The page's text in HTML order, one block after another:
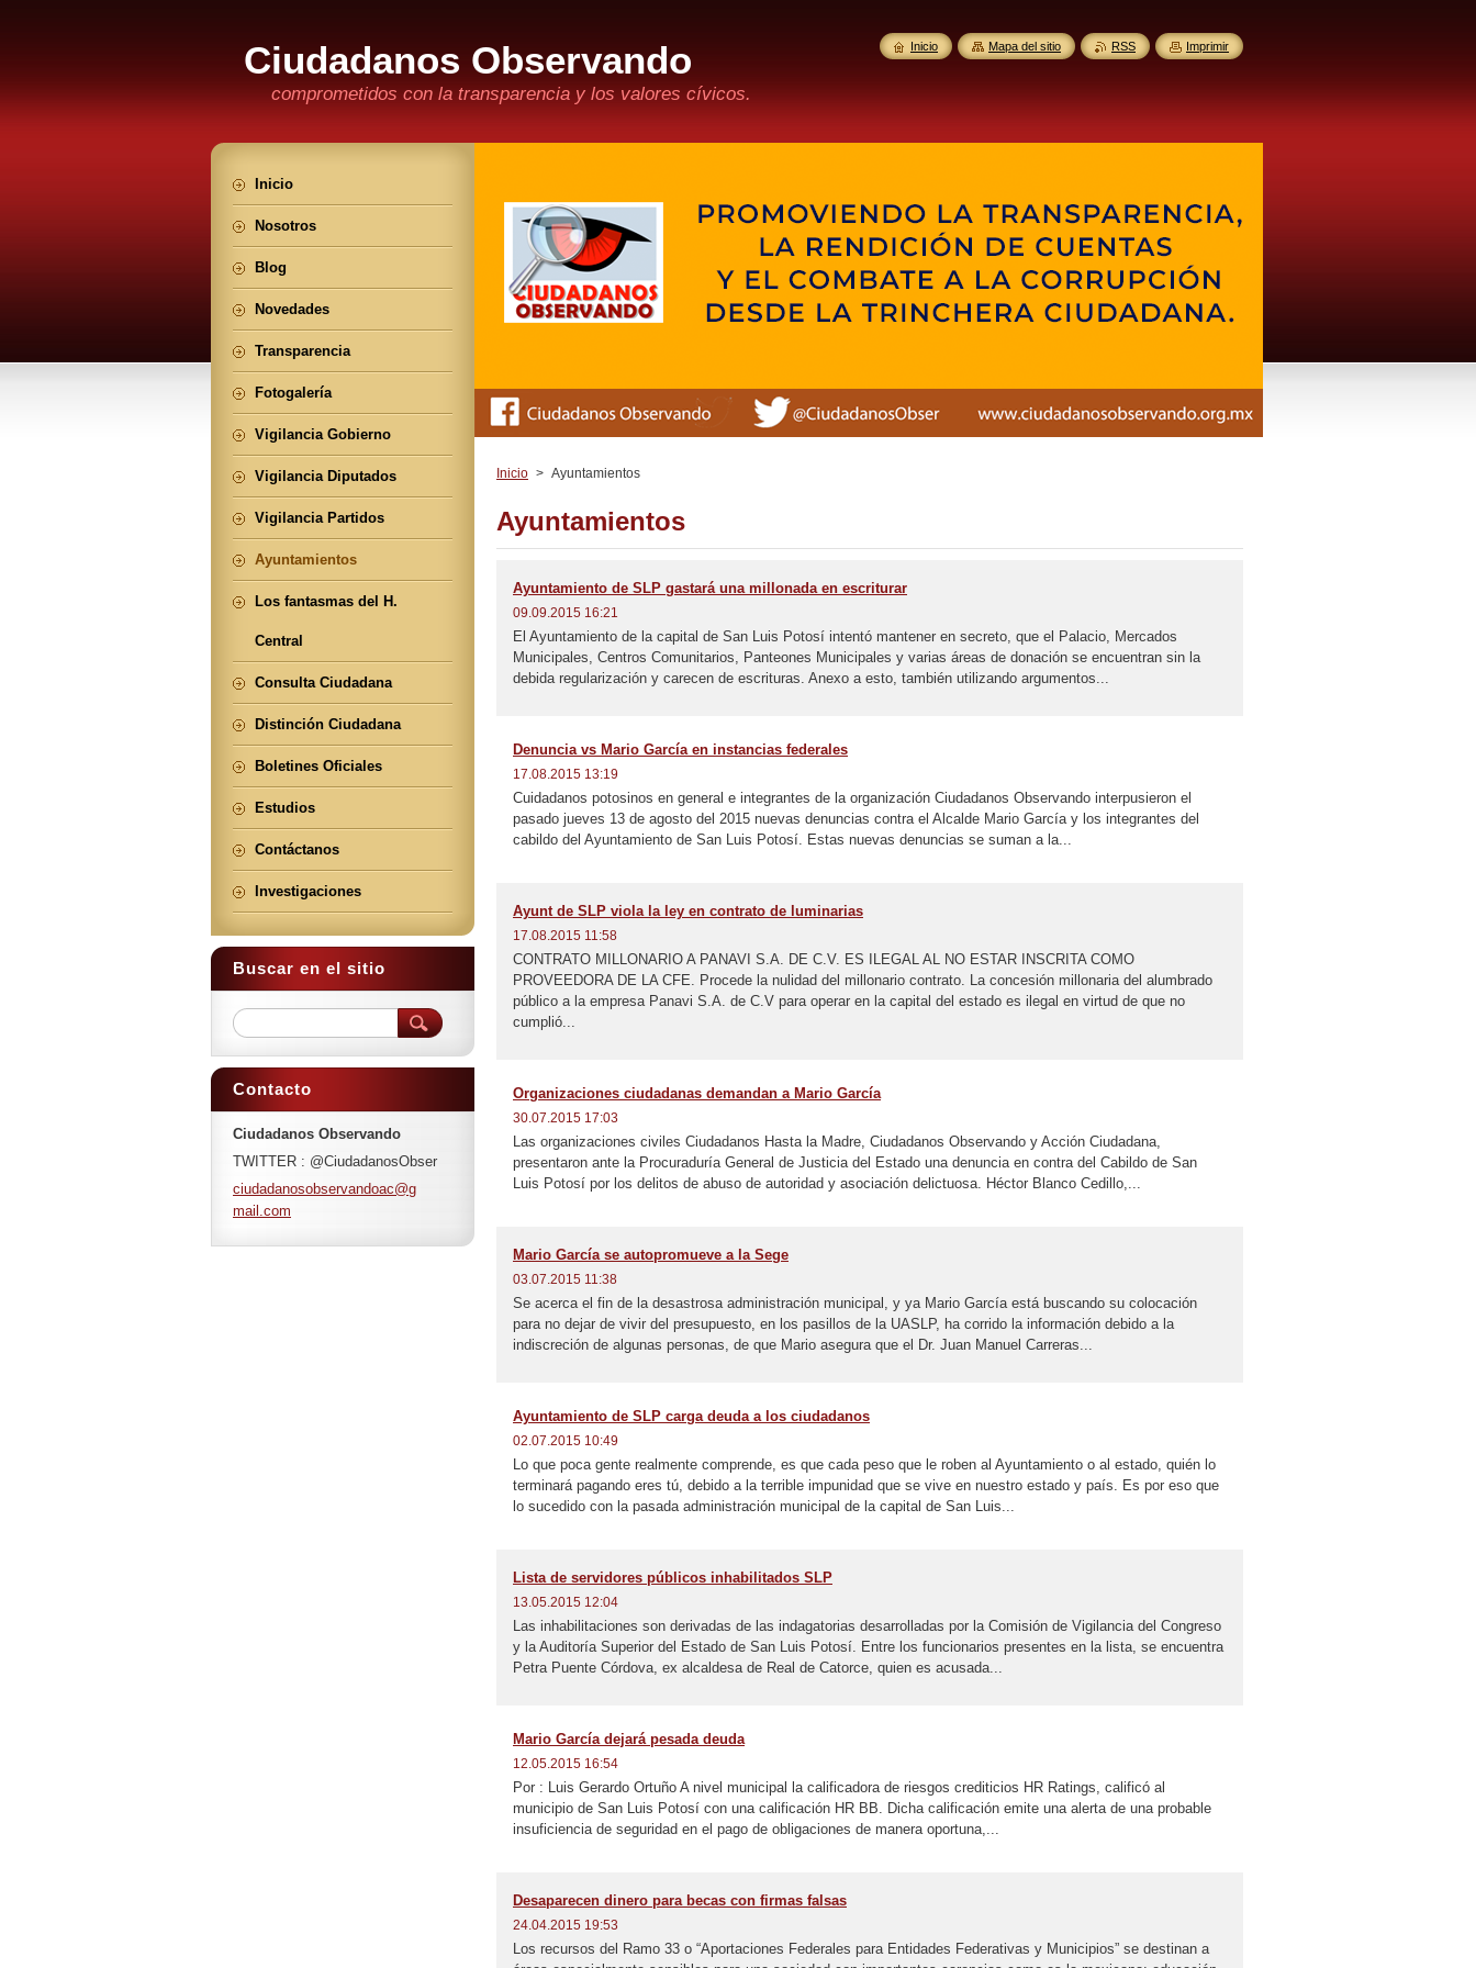
Ciudadanos Observando
comprometidos con la transparencia y los valores cívicos.
Inicio > Ayuntamientos
Ayuntamientos
Ayuntamiento de SLP gastará una millonada en escriturar
09.09.2015 16:21
El Ayuntamiento de la capital de San Luis Potosí intentó mantener en secreto, que el Palacio, Mercados
Municipales, Centros Comunitarios, Panteones Municipales y varias áreas de donación se encuentran sin la
debida regularización y carecen de escrituras. Anexo a esto, también utilizando argumentos...
Denuncia vs Mario García en instancias federales
17.08.2015 13:19
Cuidadanos potosinos en general e integrantes de la organización Ciudadanos Observando interpusieron el
pasado jueves 13 de agosto del 2015 nuevas denuncias contra el Alcalde Mario García y los integrantes del
cabildo del Ayuntamiento de San Luis Potosí. Estas nuevas denuncias se suman a la...
Ayunt de SLP viola la ley en contrato de luminarias
17.08.2015 11:58
CONTRATO MILLONARIO A PANAVI S.A. DE C.V. ES ILEGAL AL NO ESTAR INSCRITA COMO
PROVEEDORA DE LA CFE. Procede la nulidad del millonario contrato. La concesión millonaria del alumbrado
público a la empresa Panavi S.A. de C.V para operar en la capital del estado es ilegal en virtud de que no
cumplió...
Organizaciones ciudadanas demandan a Mario García
30.07.2015 17:03
Las organizaciones civiles Ciudadanos Hasta la Madre, Ciudadanos Observando y Acción Ciudadana,
presentaron ante la Procuraduría General de Justicia del Estado una denuncia en contra del Cabildo de San
Luis Potosí por los delitos de abuso de autoridad y asociación delictuosa. Héctor Blanco Cedillo,...
Mario García se autopromueve a la Sege
03.07.2015 11:38
Se acerca el fin de la desastrosa administración municipal, y ya Mario García está buscando su colocación
para no dejar de vivir del presupuesto, en los pasillos de la UASLP, ha corrido la información debido a la
indiscreción de algunas personas, de que Mario asegura que el Dr. Juan Manuel Carreras...
Ayuntamiento de SLP carga deuda a los ciudadanos
02.07.2015 10:49
Lo que poca gente realmente comprende, es que cada peso que le roben al Ayuntamiento o al estado, quién lo
terminará pagando eres tú, debido a la terrible impunidad que se vive en nuestro estado y país. Es por eso que
lo sucedido con la pasada administración municipal de la capital de San Luis...
Lista de servidores públicos inhabilitados SLP
13.05.2015 12:04
Las inhabilitaciones son derivadas de las indagatorias desarrolladas por la Comisión de Vigilancia del Congreso
y la Auditoría Superior del Estado de San Luis Potosí. Entre los funcionarios presentes en la lista, se encuentra
Petra Puente Córdova, ex alcaldesa de Real de Catorce, quien es acusada...
Mario García dejará pesada deuda
12.05.2015 16:54
Por : Luis Gerardo Ortuño A nivel municipal la calificadora de riesgos crediticios HR Ratings, calificó al
municipio de San Luis Potosí con una calificación HR BB. Dicha calificación emite una alerta de una probable
insuficiencia de seguridad en el pago de obligaciones de manera oportuna,...
Desaparecen dinero para becas con firmas falsas
24.04.2015 19:53
Los recursos del Ramo 33 o “Aportaciones Federales para Entidades Federativas y Municipios” se destinan a
Inicio
Nosotros
Blog
Novedades
Transparencia
Fotogalería
Vigilancia Gobierno
Vigilancia Diputados
Vigilancia Partidos
Ayuntamientos
Los fantasmas del H.
Central
Consulta Ciudadana
Distinción Ciudadana
Boletines Oficiales
Estudios
Contáctanos
Investigaciones
Buscar en el sitio
Contacto
Ciudadanos Observando
TWITTER : @CiudadanosObser
ciudadanosobservandoac@g
mail.com
Inicio Mapa del sitio RSS Imprimir